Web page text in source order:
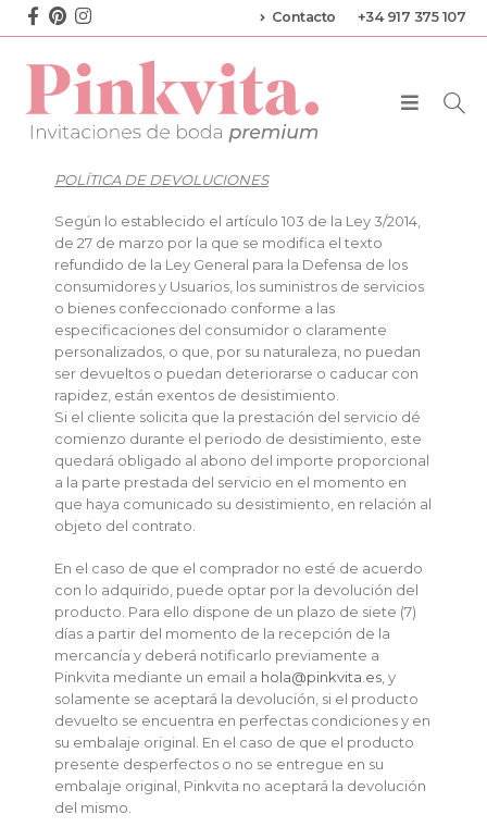
Contacto +34 917 375 107
POLÍTICA DE DEVOLUCIONES
Según lo establecido el artículo 103 de la Ley 3/2014,
de 27 de marzo por la que se modifica el texto
refundido de la Ley General para la Defensa de los
consumidores y Usuarios, los suministros de servicios
o bienes confeccionado conforme a las
especificaciones del consumidor o claramente
personalizados, o que, por su naturaleza, no puedan
ser devueltos o puedan deteriorarse o caducar con
rapidez, están exentos de desistimiento.
Si el cliente solicita que la prestación del servicio dé
comienzo durante el periodo de desistimiento, este
quedará obligado al abono del importe proporcional
a la parte prestada del servicio en el momento en
que haya comunicado su desistimiento, en relación al
objeto del contrato.
En el caso de que el comprador no esté de acuerdo
con lo adquirido, puede optar por la devolución del
producto. Para ello dispone de un plazo de siete (7)
días a partir del momento de la recepción de la
mercancía y deberá notificarlo previamente a
Pinkvita mediante un email a hola@pinkvita.es , y
solamente se aceptará la devolución, si el producto
devuelto se encuentra en perfectas condiciones y en
su embalaje original. En el caso de que el producto
presente desperfectos o no se entregue en su
embalaje original, Pinkvita no aceptará la devolución
del mismo.